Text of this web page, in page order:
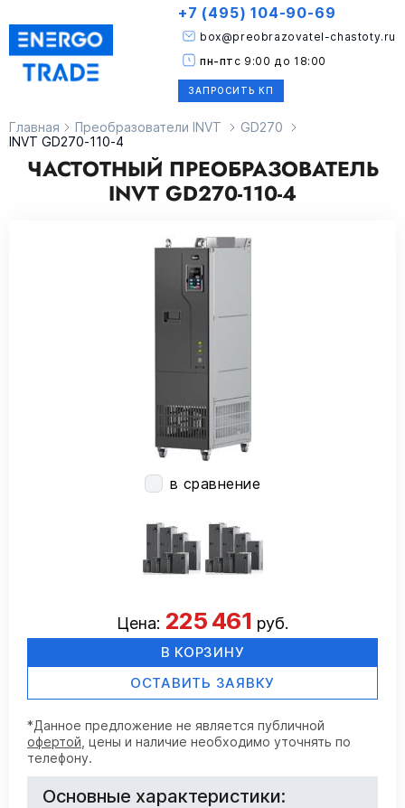
ЗАПРОСИТЬ КП
box@preobrazovatel-chastoty.ru
+7 (495) 104-90-69
пн-пт с 9:00 до 18:00
Главная Преобразователи INVT
GD270
INVT GD270-110-4
ЧАСТОТНЫЙ ПРЕОБРАЗОВАТЕЛЬ
INVT GD270-110-4
в сравнение
Цена: 225 461 руб.
В КОРЗИНУ
ОСТАВИТЬ ЗАЯВКУ
*Данное предложение не является публичной
офертой , цены и наличие необходимо уточнять по
телефону.
Основные характеристики: